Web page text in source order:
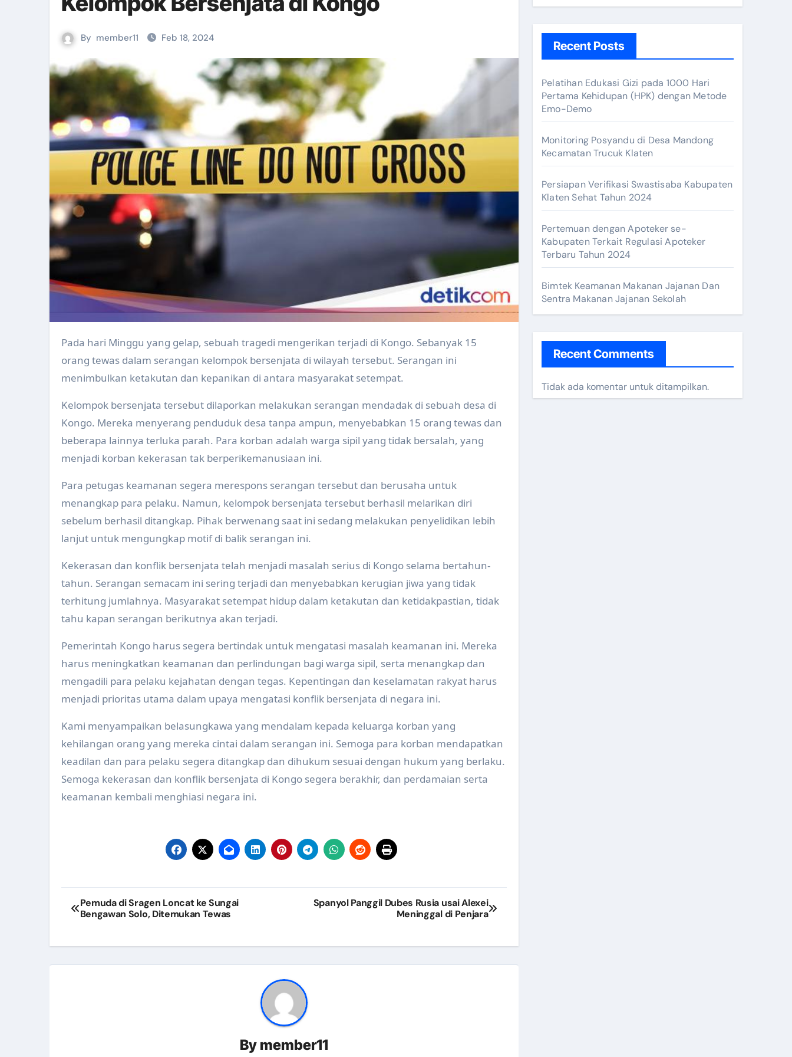
EVALUASI TEMPAT FASILITAS UMUM (TFU)
On The Job Training Bidan Pelopor Batch 5 & 6 Tahun 2024
Senam Kader dan Launching ILP Bersama Bupati Klaten Tahun 2024
Penguatan Penyelenggaraan Kabupaten Kota Sehat (KKS) Kabupaten Klaten Tahun 2024
Koordinasi Input Realisasi Pendapatan dan Belanja di SIPD Tahun 2024
Pertemuan Refresh Kegawatdaruratan Maternal dan Neonatal Bagi Tim PSC 119 dan Tim Matur Dokter Kabupaten Klaten
Workshop Pijat Baduta di Aula Nogososro
Diskusi Dengan UNICEF Terkait Mekanisme Penganggaran Porgram Gizi di Kabupaten Klaten
Menelusuri Kelezatan Bebek Carok: Dari Malang Hingga Jakarta, Temukan Rekomendasi Terbaik!
Bimbingan Teknis Penyuluhan Keamanan Pangan bagi Pelaku Usaha Industri Pangan di Merapi Resto Tahun 2024
Upacara Hari Jadi Kabupaten Klaten ke 220 di Alun-Alun Klaten Tahun 2024
Implementasi Germas Dan Integrasi Pelayanan Kesehatan Primer Tahun 2024
Persiapan Pelaksanaan Surveilans Kualitas Air Minum Rumah Tangga ( SKAMRT ) Tahun 2024
Evaluasi Program Kesehatan Olahraga Puskesmas Tahun 2024
Evaluasi Program Kesehatan Kerja Puskesmas Tahun 2024
Perkembangan Kasus Keracunan Makanan di Desa Karangturi Kecamatan Gantiwarno Tahun 2025
Pertemuan Penyusunan Draf Perbup Pariwisata Sehat Kabupaten/Kota Sehat (KKS)
Pengukuran Kebugaraan Kader Kesehatan di Wilayah Kerja Puskesmas Kebonarum
Peningkatan Kapasitas Anggota SBH di SMA 1 Negeri Ceper Tahun 2024
Pemeriksaan Kesehatan Supir Bus untuk Persiapan Mudik Lebaran Tahun 2025
Tim Sidak Pasar Melakukan Pengecekan dan Pemeriksaan Bahan Makanan di Pasar Tradisional dan Modern Menjelang Lebaran 2025
Apel Ambulance Persiapan Arus Mudik Lebaran Tahun 2025
Pertemuan Refresing System Informasi Kelola Limbah Medis (SIKELIM) Tahun 2024
Pelatihan SDIDTK dan PMBA pada Kader dan Guru PAUD Tahun 2024
Peningkatan Kapasitas Anggota Saka Bakti Husada Tingkat Kabupaten Tahun 2024
Jambore Kader Kesehatan Kabupaten Klaten Tahun 2024
Pendampingan Tim Ahli Dokter Spesialis Obgyn Ke Puskesmas Delanggu dan Puskesmas Pedan Tahun 2024
Pertemuan Rencana Evaluasi Kesehatan Lingkungan Dinas Kesehatan Tahun 2024
Workshop Kesehatan Catin dan KB bagi pemegang program, LP/LS dan Tenaga Kesehatan tingkat Kabupaten Klate Tahun 2024
Pertemuan Koordinasi Program Promosi dan Pemberdayaan Masyarakat Kab. Klaten Tahun 2024
Pembinaan Saka Bakti Husada di Pangkalan Karangnongko Kab. Klaten Tahun 2024
Dinas Kesehatan Berpartisipasi dalam Acara Festival Anti Korupsi di GBK Klaten
Verifikasi Gerakan Pekerja Perempuan Sehat Produktif (GP2SP) Tingkat Kabupaten Klaten Tahun 2024
Rakor Pokjanal Posyandu 2024 – Dinkes Kabupaten Klaten
Implementasi QRIS pada Fasilitas Pelayanan Kesehatan di Puskesmas dan Laboratorium Kesehatan Daerah Kabupaten Klaten
By member11 Feb 18, 2024
Pada hari Minggu yang gelap, sebuah tragedi mengerikan terjadi di Kongo. Sebanyak 15
orang tewas dalam serangan kelompok bersenjata di wilayah tersebut. Serangan ini
menimbulkan ketakutan dan kepanikan di antara masyarakat setempat.
Kelompok bersenjata tersebut dilaporkan melakukan serangan mendadak di sebuah desa di
Kongo. Mereka menyerang penduduk desa tanpa ampun, menyebabkan 15 orang tewas dan
beberapa lainnya terluka parah. Para korban adalah warga sipil yang tidak bersalah, yang
menjadi korban kekerasan tak berperikemanusiaan ini.
Para petugas keamanan segera merespons serangan tersebut dan berusaha untuk
menangkap para pelaku. Namun, kelompok bersenjata tersebut berhasil melarikan diri
sebelum berhasil ditangkap. Pihak berwenang saat ini sedang melakukan penyelidikan lebih
lanjut untuk mengungkap motif di balik serangan ini.
Kekerasan dan konflik bersenjata telah menjadi masalah serius di Kongo selama bertahun-
tahun. Serangan semacam ini sering terjadi dan menyebabkan kerugian jiwa yang tidak
terhitung jumlahnya. Masyarakat setempat hidup dalam ketakutan dan ketidakpastian, tidak
tahu kapan serangan berikutnya akan terjadi.
Pemerintah Kongo harus segera bertindak untuk mengatasi masalah keamanan ini. Mereka
harus meningkatkan keamanan dan perlindungan bagi warga sipil, serta menangkap dan
mengadili para pelaku kejahatan dengan tegas. Kepentingan dan keselamatan rakyat harus
menjadi prioritas utama dalam upaya mengatasi konflik bersenjata di negara ini.
Kami menyampaikan belasungkawa yang mendalam kepada keluarga korban yang
kehilangan orang yang mereka cintai dalam serangan ini. Semoga para korban mendapatkan
keadilan dan para pelaku segera ditangkap dan dihukum sesuai dengan hukum yang berlaku.
Semoga kekerasan dan konflik bersenjata di Kongo segera berakhir, dan perdamaian serta
keamanan kembali menghiasi negara ini.
Navigasi
pos
Pemuda di Sragen Loncat ke Sungai
Bengawan Solo, Ditemukan Tewas
Spanyol Panggil Dubes Rusia usai Alexei
Meninggal di Penjara
By member11
Recent Posts
Pelatihan Edukasi Gizi pada 1000 Hari
Pertama Kehidupan (HPK) dengan Metode
Emo-Demo
Monitoring Posyandu di Desa Mandong
Kecamatan Trucuk Klaten
Persiapan Verifikasi Swastisaba Kabupaten
Klaten Sehat Tahun 2024
Pertemuan dengan Apoteker se-
Kabupaten Terkait Regulasi Apoteker
Terbaru Tahun 2024
Bimtek Keamanan Makanan Jajanan Dan
Sentra Makanan Jajanan Sekolah
Recent Comments
Tidak ada komentar untuk ditampilkan.